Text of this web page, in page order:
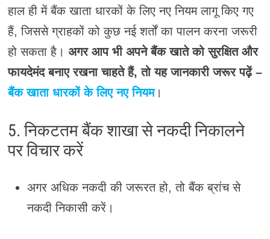
हाल ही में बैंक खाता धारकों के लिए नए नियम लागू किए गए
हैं, जिससे ग्राहकों को कुछ नई शर्तों का पालन करना जरूरी
हो सकता है। अगर आप भी अपने बैंक खाते को सुरक्षित और
फायदेमंद बनाए रखना चाहते हैं, तो यह जानकारी जरूर पढ़ें –
बैंक खाता धारकों के लिए नए नियम।
5. निकटतम बैंक शाखा से नकदी निकालने
पर विचार करें
अगर अधिक नकदी की जरूरत हो, तो बैंक ब्रांच से
नकदी निकासी करें।